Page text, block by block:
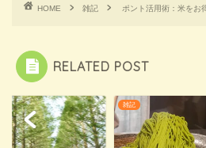
HOME 雑記 ポント活用術：米をお
RELATED POST
雑記